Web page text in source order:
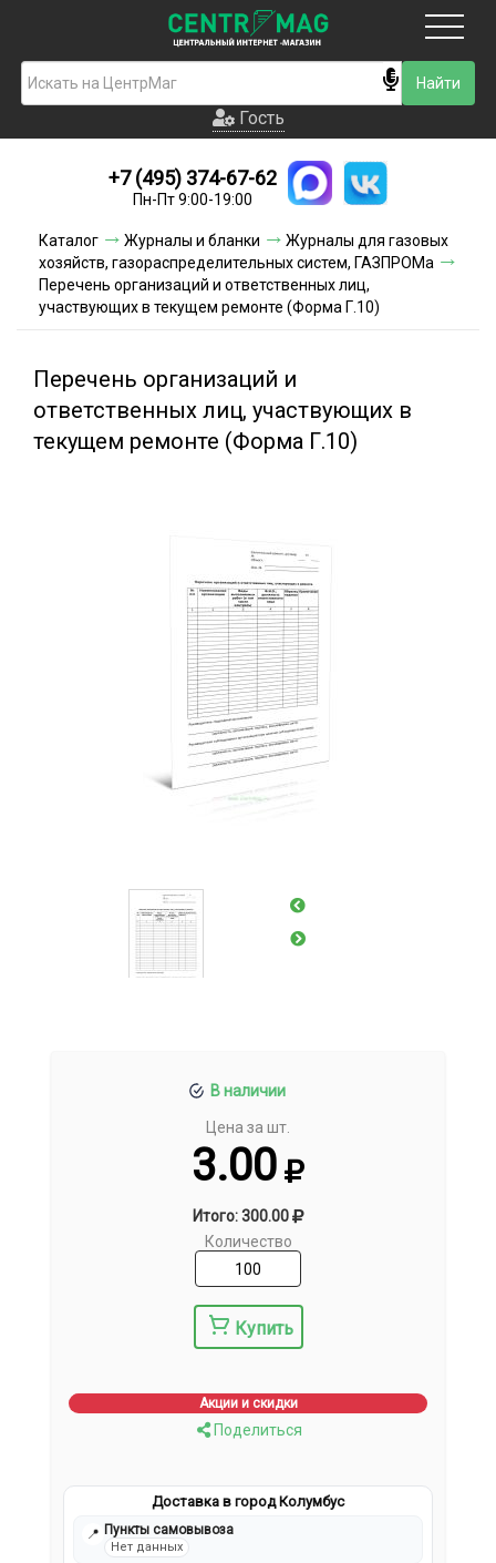
Гость
Новинки
Условия доставки
Условия оплаты
Акции и скидки
Гость
+7 (495) 374-67-62
Пн-Пт 9:00-19:00
Каталог Журналы и бланки
Журналы для газовых
хозяйств, газораспределительных систем, ГАЗПРОМа
Перечень организаций и ответственных лиц,
участвующих в текущем ремонте (Форма Г.10)
Перечень организаций и
ответственных лиц, участвующих в
текущем ремонте (Форма Г.10)
В наличии
Цена за шт.
3.00
Итого: 300.00
Количество
Купить
Акции и скидки
Поделиться
Доставка в город Колумбус
📍 Пункты самовывоза
Нет данных